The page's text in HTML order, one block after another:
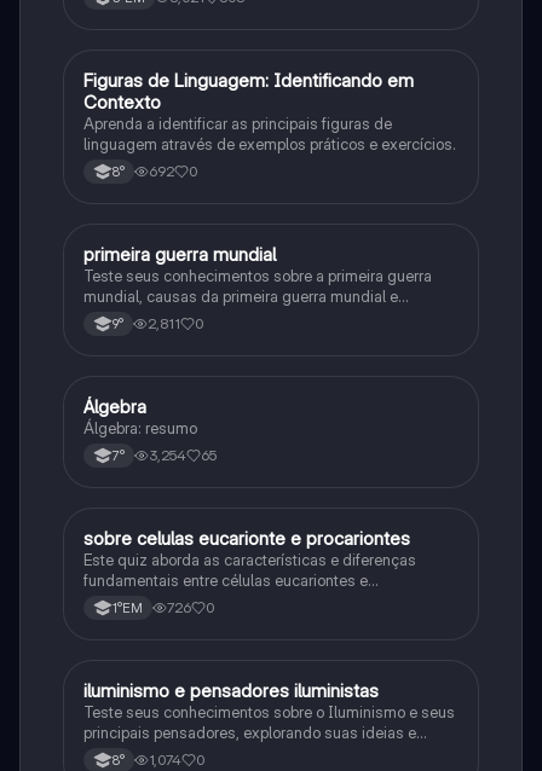
FPortuguês
Figuras de Linguagem: Identificando em
Contexto
Aprenda a identificar as principais figuras de
linguagem através de exemplos práticos e exercícios.
8° 692 0
História
primeira guerra mundial
Teste seus conhecimentos sobre a primeira guerra
mundial, causas da primeira guerra mundial e
consequências da Primeira Guerra Mundial, fases da
primeira guerra mundial
9° 2,811 0
Matematica
Álgebra
Álgebra: resumo
7° 3,254 65
Biologia
sobre celulas eucarionte e procariontes
Este quiz aborda as características e diferenças
fundamentais entre células eucariontes e
procariontes.
1°EM 726 0
História
iluminismo e pensadores iluministas
Teste seus conhecimentos sobre o Iluminismo e seus
principais pensadores, explorando suas ideias e
impacto histórico.
8° 1,074 0